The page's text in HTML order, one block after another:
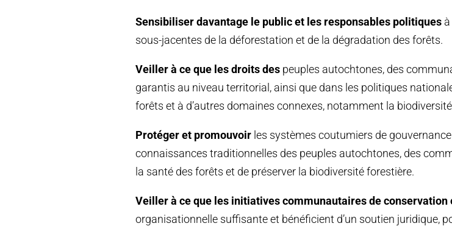
Sensibiliser davantage le public et les responsables politiques
sous-jacentes de la déforestation et de la dégradation des forêts.
Veiller à ce que les droits des peuples autochtones, des
garantis au niveau territorial, ainsi que dans les politiques
forêts et à d’autres domaines connexes, notamment la
Protéger et promouvoir les systèmes coutumiers de
connaissances traditionnelles des peuples autochtones, des
la santé des forêts et de préserver la biodiversité forestière.
Veiller à ce que les initiatives communautaires de conservation
organisationnelle suffisante et bénéficient d’un soutien juridique,